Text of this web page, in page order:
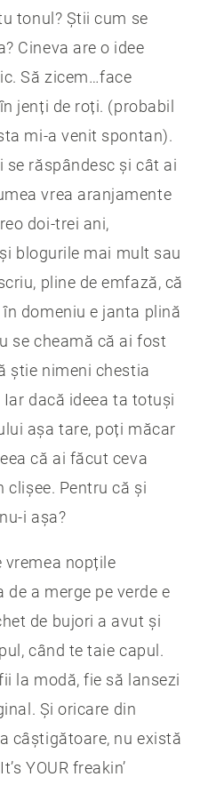
tonul? Știi cum se
Cineva are o idee
Să zicem…face
jenți de roți. (probabil
mi-a venit spontan).
se răspândesc și cât ai
vrea aranjamente
doi-trei ani,
blogurile mai mult sau
pline de emfază, că
domeniu e janta plină
se cheamă că ai fost
știe nimeni chestia
dacă ideea ta totuși
așa tare, poți măcar
că ai făcut ceva
clișee. Pentru că și
i așa?
vremea nopțile
de a merge pe verde e
de bujori a avut și
când te taie capul.
la modă, fie să lansezi
Și oricare din
câștigătoare, nu există
YOUR freakin’